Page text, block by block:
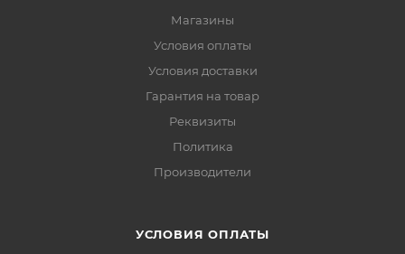
Магазины
Условия оплаты
Условия доставки
Гарантия на товар
Реквизиты
Политика
Производители
УСЛОВИЯ ОПЛАТЫ